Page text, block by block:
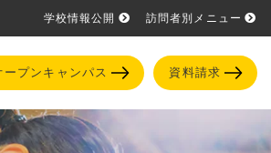
学校情報公開 訪問者別メニュー
ープンキャンパス 資料請求